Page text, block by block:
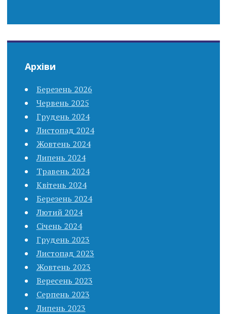
Архіви
Березень 2026
Червень 2025
Грудень 2024
Листопад 2024
Жовтень 2024
Липень 2024
Травень 2024
Квітень 2024
Березень 2024
Лютий 2024
Січень 2024
Грудень 2023
Листопад 2023
Жовтень 2023
Вересень 2023
Серпень 2023
Липень 2023